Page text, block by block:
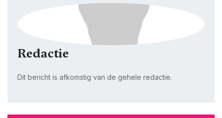
Redactie
Dit bericht is afkomstig van de gehele redactie.